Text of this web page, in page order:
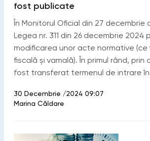
fost publicate
În Monitorul Oficial din 27
Legea nr. 311 din 26 decembrie 2024
modificarea unor acte normative
fiscală și vamală). În primul rând,
fost transferat termenul de intrare
30 Decembrie /2024 09:07
Marina Căldare